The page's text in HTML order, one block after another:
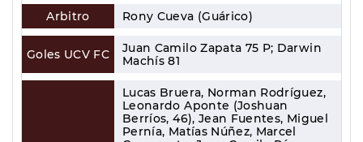
Arbitro Rony Cueva (Guárico)
Goles UCV FC
Juan Camilo Zapata 75 P; Darwin
Machís 81
Lucas Bruera, Norman Rodríguez,
Leonardo Aponte (Joshuan
Berríos, 46), Jean Fuentes, Miguel
Pernía, Matías Núñez, Marcel